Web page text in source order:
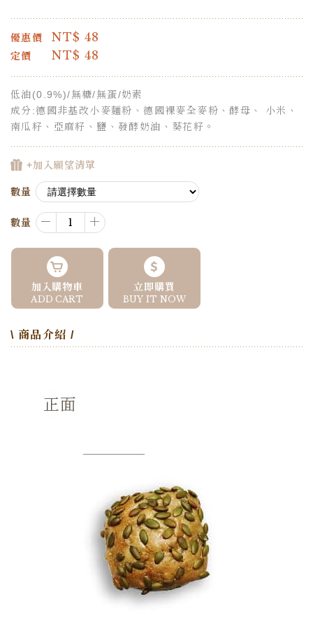
優惠價 NT$ 48
定價 NT$ 48
低油(0.9%)/無糖/無蛋/奶素
成分:德國非基改小麥麵粉、德國裸麥全麥粉、酵母、 小米、
南瓜籽、亞麻籽、鹽、發酵奶油、葵花籽。
+加入願望清單
數量
數量 － ＋
加入購物車
ADD CART
立即購買
BUY IT NOW
\ 商品介紹 /